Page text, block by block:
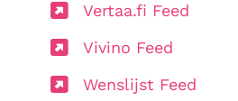
Vertaa.fi Feed
Vivino Feed
Wenslijst Feed